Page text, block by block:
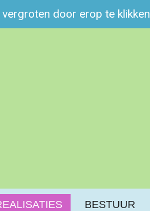
door erop te klikken
BESTUUR